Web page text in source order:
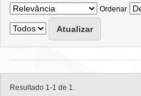
Ordenar
Resultado 1-1 de 1.